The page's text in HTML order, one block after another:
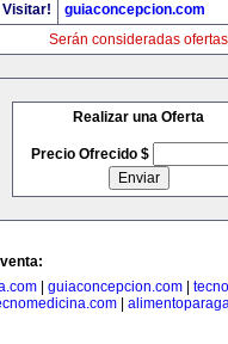
Visitar!
guiaconcepcion.com
Serán consideradas ofertas
Realizar una Oferta
Precio Ofrecido $
| guiaconcepcion.com|
|